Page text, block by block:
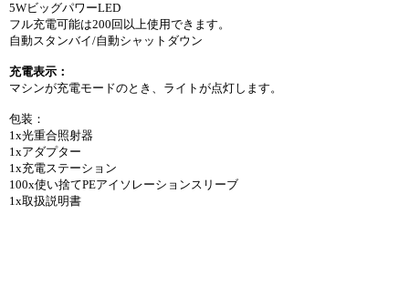
5WビッグパワーLED
フル充電可能は200回以上使用できます。
自動スタンバイ/自動シャットダウン
充電表示：
マシンが充電モードのとき、ライトが点灯します。
包装：
1x光重合照射器
1xアダプター
1x充電ステーション
100x使い捨てPEアイソレーションスリーブ
1x取扱説明書